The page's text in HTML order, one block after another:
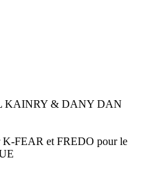
KAINRY & DANY DAN
K-FEAR et FREDO pour le